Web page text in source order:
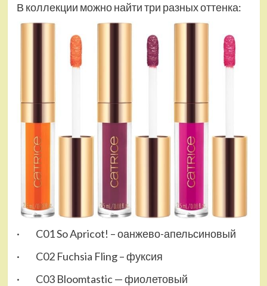
В коллекции можно найти три разных оттенка:
· C01 So Apricot! – оанжево-апельсиновый
· C02 Fuchsia Fling – фуксия
· C03 Bloomtastic — фиолетовый